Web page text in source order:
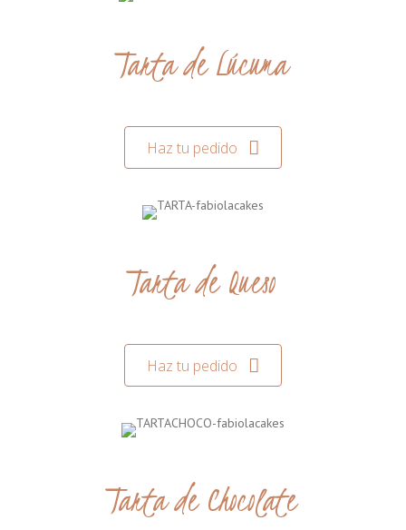
Tarta de Lúcuma
Haz tu pedido
Tarta de Queso
Haz tu pedido
Tarta de Chocolate